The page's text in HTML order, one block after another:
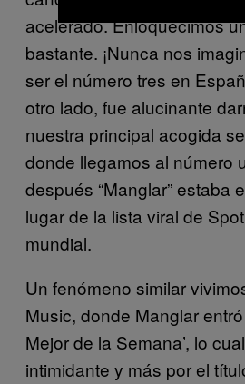
acelerado. Enloquecimos
bastante. ¡Nunca nos
ser el número tres en
otro lado, fue alucinante
nuestra principal acogida
donde llegamos al número
después “Manglar” estaba
lugar de la lista viral de
mundial.
Un fenómeno similar
Music, donde Manglar
Mejor de la Semana’, lo
intimidante y más por el